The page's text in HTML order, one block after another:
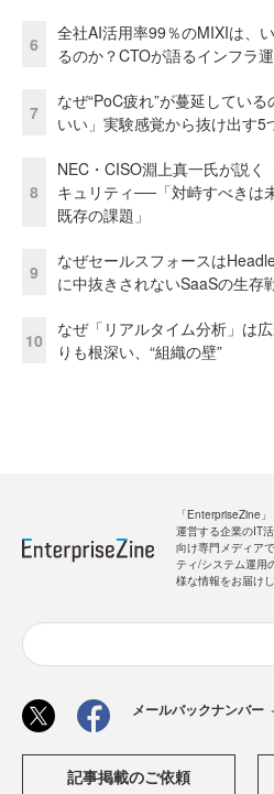
6
全社AI活用率99％のMIXIは、
るのか？CTOが語るインフラ
7
なぜ“PoC疲れ”が蔓延してい
いい」実験感覚から抜け出す5
8
NEC・CISO淵上真一氏が説く
キュリティ──「対峙すべきは
既存の課題」
9
なぜセールスフォースは
に中抜きされないSaaSの生存
10
なぜ「リアルタイム分析」は
りも根深い、“組織の壁”
「EnterpriseZine
運営する企業のIT
向け専門メディア
ティ/システム運用
様な情報をお届けし
メールバックナンバー
記事掲載のご依頼